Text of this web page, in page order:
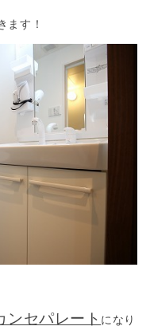
ます！
ンセパレート になり